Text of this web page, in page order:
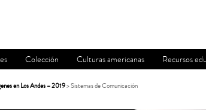
Colección Culturas americanas Recursos
en Los Andes – 2019> Sistemas de Comunicación